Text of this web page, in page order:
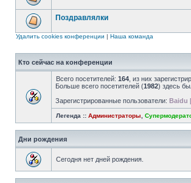
Поздравлялки
Удалить cookies конференции | Наша команда
Кто сейчас на конференции
Всего посетителей: 164 , из них
Больше всего посетителей (1982) здесь
Зарегистрированные пользователи: Baidu
Легенда :: Администраторы
Дни рождения
Сегодня нет дней рождения.